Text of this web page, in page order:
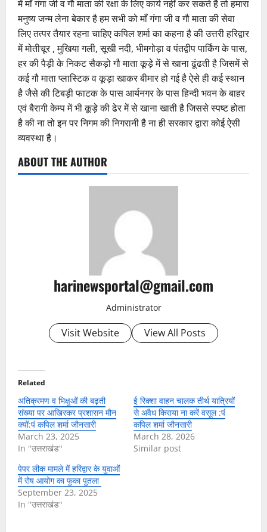
में माँ गंगा जी व गौ माता की रक्षा के लिए कार्य नहीं कर सकते है तो हमारा
मनुष्य जन्म लेना बेकार है हम सभी को माँ गंगा जी व गौ माता की सेवा
लिए तत्पर तैयार रहना चाहिए कपिल शर्मा का कहना है की उत्तरी हरिद्वार
में मोतीचूर , मुखिया गली, सूखी नदी, भीमगोड़ा व पंतद्वीप पार्किंग के पास,
हर की पैड़ी के निकट सैकड़ो गौ माता कूड़े में से खाना ढूंढती है जिसमें से
कई गौ माता प्लास्टिक व कूड़ा खाकर बीमार हो गई है ऐसे ही कई स्थान
है जैसे की टिबड़ी फाटक के पास आर्यनगर के पास हिन्दी भवन के बाहर
एवं बैरागी केम्प में भी कूड़े की ढेर में से खाना खाती है जिससे स्पष्ट होता
है की ना तो इन पर निगम की निगरानी है ना ही सरकार द्वारा कोई ऐसी
व्यवस्था है।
ABOUT THE AUTHOR
harinewsportal@gmail.com
Administrator
Visit Website View All Posts
Related
अतिक्रमण व भिक्षुओं की बढ़ती
संख्या पर आखिरकर प्रशासन मौन
क्यों:पं कपिल शर्मा जौनसारी
March 23, 2025
In "उत्तराखंड"
ई रिक्शा वाहन चालक तीर्थ यात्रियों
से अवैध किराया ना करें वसूल :पं
कपिल शर्मा जौनसारी
March 28, 2026
Similar post
पेपर लीक मामले में हरिद्वार के युवाओं
में रोष आयोग का फुका पुतला
September 23, 2025
In "उत्तराखंड"